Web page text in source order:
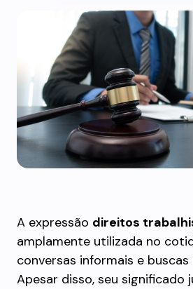
A expressão direitos
amplamente utilizada no
conversas informais e
Apesar disso, seu significado